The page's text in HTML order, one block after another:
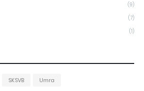
(9)
(7)
(1)
SKSVB Umra